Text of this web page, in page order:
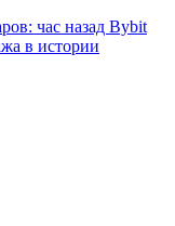
час назад Bybit
в истории